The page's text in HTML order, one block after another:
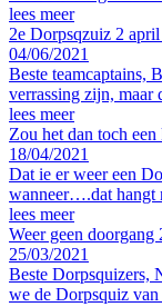
lees meer
2e Dorpsqzuiz 2
04/06/2021
Beste teamcaptains,
verrassing zijn, maar
lees meer
Zou het dan toch
18/04/2021
Dat ie er weer een
wanneer….dat hangt
lees meer
Weer geen
25/03/2021
Beste Dorpsquizers,
we de Dorpsquiz